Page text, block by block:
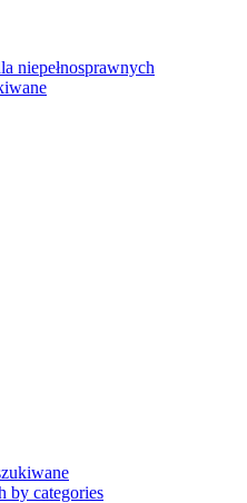
niepełnosprawnych
by categories